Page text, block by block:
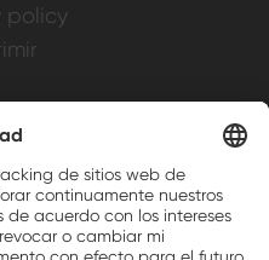
policy
Inc.